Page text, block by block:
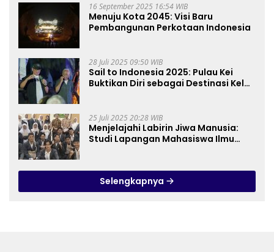
16 September 2025 16:54 WIB
Menuju Kota 2045: Visi Baru
Pembangunan Perkotaan Indonesia
28 Juli 2025 09:50 WIB
Sail to Indonesia 2025: Pulau Kei
Buktikan Diri sebagai Destinasi Kelas
25 Juli 2025 20:28 WIB
Menjelajahi Labirin Jiwa Manusia:
Studi Lapangan Mahasiswa Ilmu
Selengkapnya